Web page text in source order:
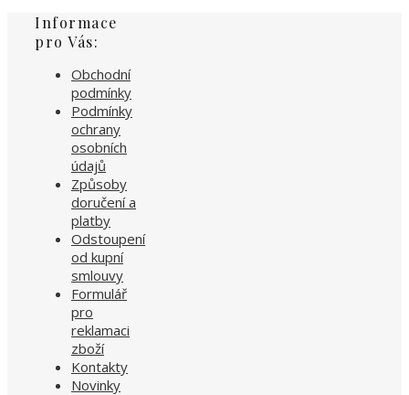
Informace
pro Vás:
Obchodní
podmínky
Podmínky
ochrany
osobních
údajů
Způsoby
doručení a
platby
Odstoupení
od kupní
smlouvy
Formulář
pro
reklamaci
zboží
Kontakty
Novinky